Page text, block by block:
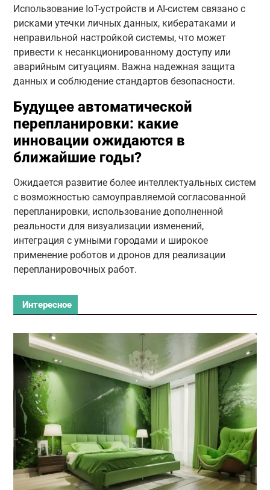
Использование IoT-устройств и AI-систем связано с
рисками утечки личных данных, кибератаками и
неправильной настройкой системы, что может
привести к несанкционированному доступу или
аварийным ситуациям. Важна надежная защита
данных и соблюдение стандартов безопасности.
Будущее автоматической
перепланировки: какие
инновации ожидаются в
ближайшие годы?
Ожидается развитие более интеллектуальных систем
с возможностью самоуправляемой согласованной
перепланировки, использование дополненной
реальности для визуализации изменений,
интеграция с умными городами и широкое
применение роботов и дронов для реализации
перепланировочных работ.
Интересное